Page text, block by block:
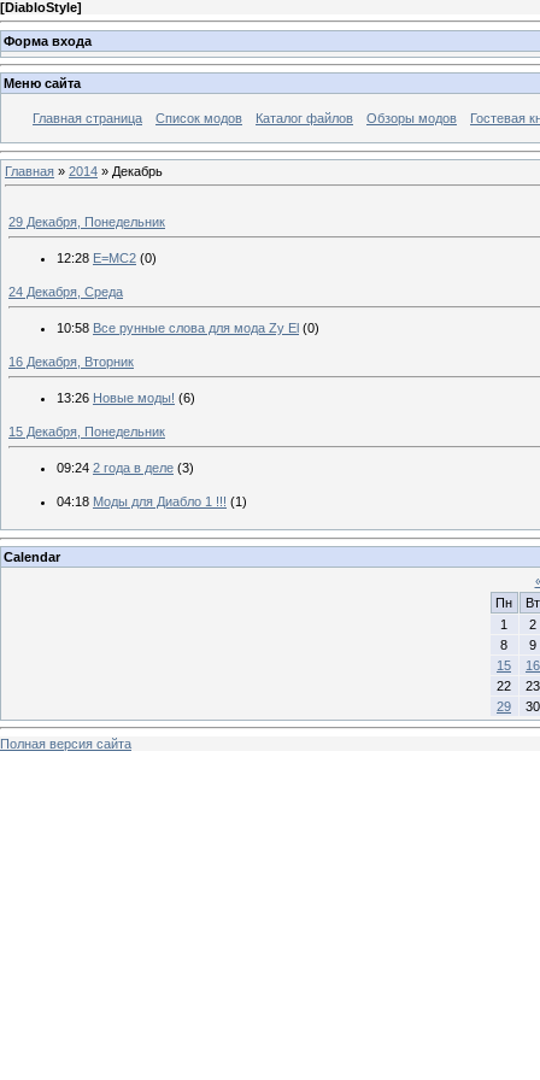
[DiabloStyle]
Форма входа
Меню сайта
Главная страница Список модов Каталог файлов Обзоры модов Гостевая
Главная » 2014 » Декабрь
29 Декабря, Понедельник
12:28 E=MC2 (0)
24 Декабря, Среда
10:58 Все рунные слова для мода Zy El (0)
16 Декабря, Вторник
13:26 Новые моды! (6)
15 Декабря, Понедельник
09:24 2 года в деле (3)
04:18 Моды для Диабло 1 !!! (1)
Calendar
Пн
Вт
1
2
8
9
15
16
22
23
29
30
Полная версия сайта